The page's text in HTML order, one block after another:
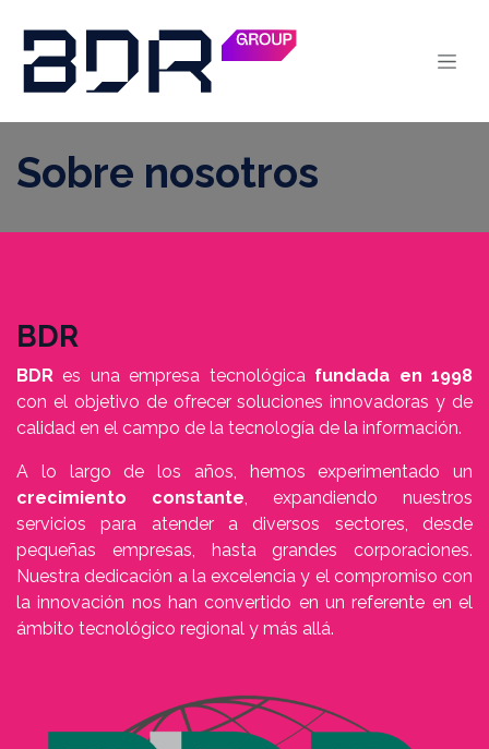
Sobre nosotros
BDR
BDRes una empresa tecnológica fundada en 1998
con el objetivo de ofrecer soluciones innovadoras y de
calidad en el campo de la tecnología de la información.
A lo largo de los años, hemos experimentado un
crecimiento constante, expandiendo nuestros
servicios para atender a diversos sectores, desde
pequeñas empresas, hasta grandes corporaciones.
Nuestra dedicación a la excelencia y el compromiso con
la innovación nos han convertido en un referente en el
ámbito tecnológico regional y más allá.